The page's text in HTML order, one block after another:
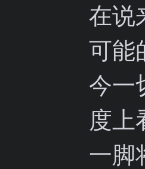
在说
可能
今一
度上
一脚